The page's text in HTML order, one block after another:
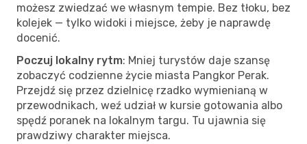
możesz zwiedzać we własnym tempie. Bez tłoku, bez
kolejek — tylko widoki i miejsce, żeby je naprawdę
docenić.
Poczuj lokalny rytm: Mniej turystów daje szansę
zobaczyć codzienne życie miasta Pangkor Perak.
Przejdź się przez dzielnicę rzadko wymienianą w
przewodnikach, weź udział w kursie gotowania albo
spędź poranek na lokalnym targu. Tu ujawnia się
prawdziwy charakter miejsca.